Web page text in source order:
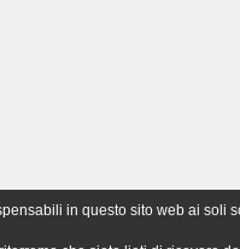
in questo sito web ai soli